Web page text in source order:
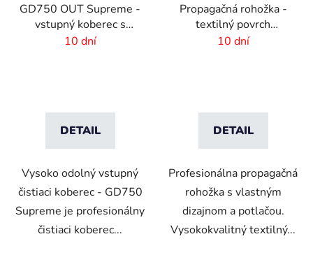
GD750 OUT Supreme -
vstupný koberec s
vlastnou potlačou
10 dní
DETAIL
Vysoko odolný vstupný
čistiaci koberec - GD750
Supreme je profesionálny
čistiaci koberec...
Propagačná rohožka -
textilný povrch
-85x300 cm
10 dní
DETAIL
Profesionálna propagačná
rohožka s vlastným
dizajnom a potlačou.
Vysokokvalitný textilný...